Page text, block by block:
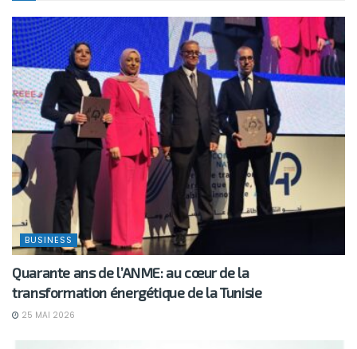
BUSINESS
Quarante ans de l’ANME: au cœur de la
transformation énergétique de la Tunisie
25 MAI 2026